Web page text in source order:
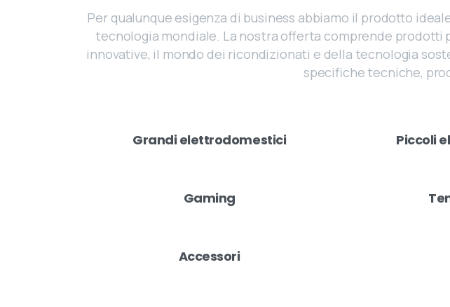
Per qualunque esigenza di business abbiamo il prodotto
tecnologia mondiale. La nostra offerta comprende prodotti
innovative, il mondo dei ricondizionati e della tecnologia
specifiche tecniche,
Grandi elettrodomestici Piccoli
Gaming
Accessori